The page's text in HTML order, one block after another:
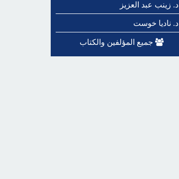
د. زينب عبد العزيز
د. ناديا خوست
جميع المؤلفين والكتاب